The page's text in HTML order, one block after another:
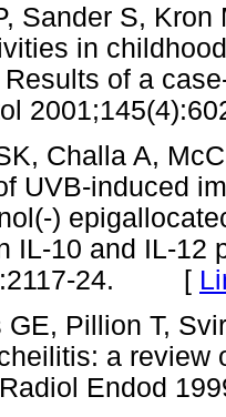
Sander S,
in
of a
Challa A,
UVB-induced
)
IL-10 and IL-12
24. [
GE, Pillion T,
a review
Radiol Endod